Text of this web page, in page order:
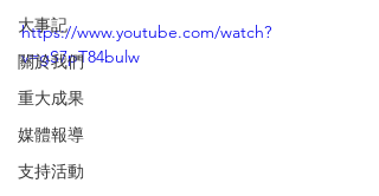
大事記
關於我們
重大成果
媒體報導
支持活動
https://www.youtube.com/watch?
v=gS7pT84bulw